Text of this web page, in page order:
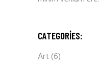
CATEGORIES:
Art(6)